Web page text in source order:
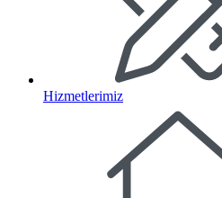
Hizmetlerimiz